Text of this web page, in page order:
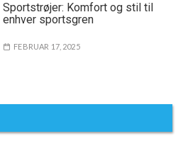
Sportstrøjer: Komfort og stil til
enhver sportsgren
FEBRUAR 17, 2025